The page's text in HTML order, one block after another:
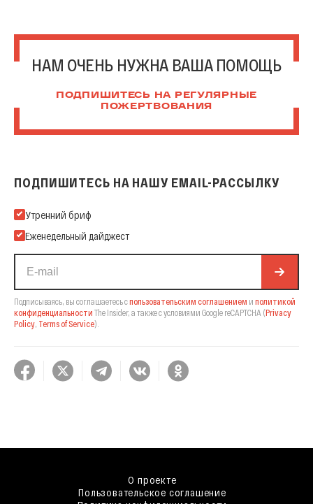
НАМ ОЧЕНЬ НУЖНА ВАША ПОМОЩЬ
ПОДПИШИТЕСЬ НА РЕГУЛЯРНЫЕ
ПОЖЕРТВОВАНИЯ
ПОДПИШИТЕСЬ НА НАШУ EMAIL-РАССЫЛКУ
Подпишитесь на нашу Email-рассылку
Утренний бриф
Еженедельный дайджест
Подписываясь, вы соглашаетесь спользовательским соглашением и политикой
конфиденциальности The Insider, а также с условиями Google reCAPTCHA (Privacy
Policy Terms of Service).
О проекте
Пользовательское соглашение